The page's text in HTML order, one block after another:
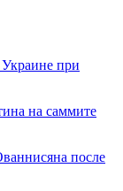
при
на саммите
после